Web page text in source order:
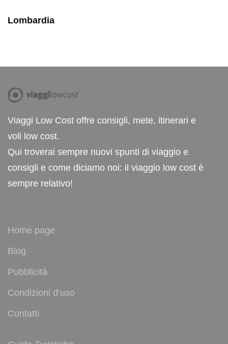
Lombardia
Viaggi Low Cost offre consigli, mete, itinerari e
voli low cost.
Qui troverai sempre nuovi spunti di viaggio e
consigli e come diciamo noi: il viaggio low cost è
sempre relativo!
Home page
Blog
Pubblicità
Condizioni d’uso
Contatti